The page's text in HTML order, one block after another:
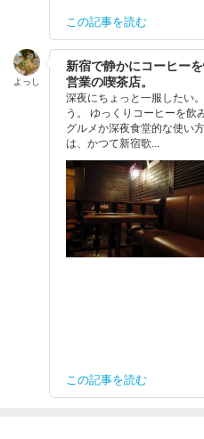
この記事を読む
よっし
新宿で静かにコーヒー
営業の喫茶店。
深夜にちょっと一服したい
う。 ゆっくりコーヒーを飲
グルメか深夜食堂的な使い
は、かつて新宿歌...
この記事を読む